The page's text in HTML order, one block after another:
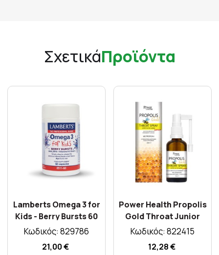
ΣχετικάΠροϊόντα
Lamberts Omega 3 for
Kids - Berry Bursts 60
Caps
Κωδικός: 829786
21,00 €
Power Health Propolis
Gold Throat Junior
Spray 20ml
Κωδικός: 822415
12,28 €